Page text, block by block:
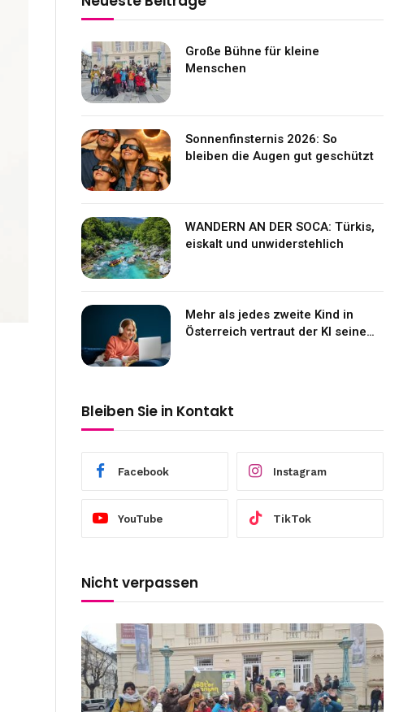
Große Bühne für kleine
Menschen
Sonnenfinsternis 2026: So
bleiben die Augen gut geschützt
WANDERN AN DER SOCA: Türkis,
eiskalt und unwiderstehlich
Mehr als jedes zweite Kind in
Österreich vertraut der KI seine
Bleiben Sie in Kontakt
Facebook Instagram
YouTube TikTok
Nicht verpassen